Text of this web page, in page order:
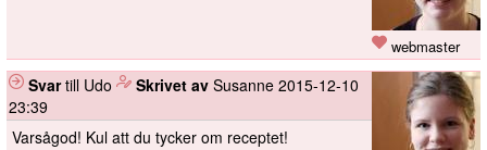
webmaster
Svartill Udo Skrivet av Susanne 2015-12-10
23:39
Varsågod! Kul att du tycker om receptet!